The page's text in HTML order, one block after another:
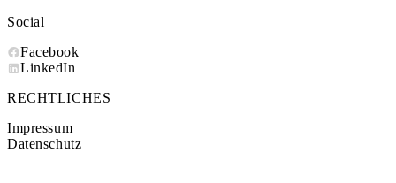
Social
Facebook
LinkedIn
RECHTLICHES
Impressum
Datenschutz